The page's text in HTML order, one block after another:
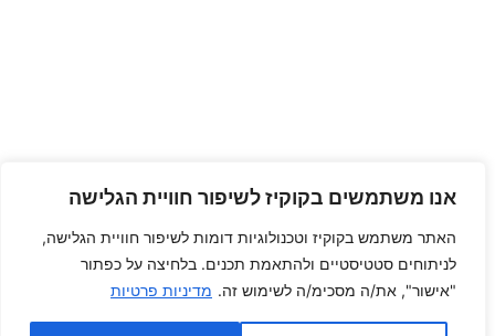
אנו משתמשים בקוקיז לשיפור חוויית הגלישה
האתר משתמש בקוקיז וטכנולוגיות דומות לשיפור חוויית הגלישה,
לניתוחים סטטיסטיים ולהתאמת תכנים. בלחיצה על כפתור
"אישור", את/ה מסכימ/ה לשימוש זה. מדיניות פרטיות